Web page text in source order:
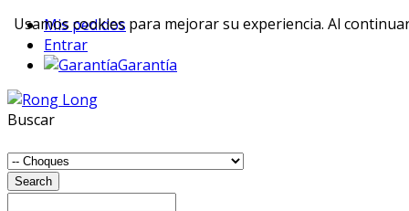
Mis pedidos
Entrar
Garantía
Buscar
Search
Usamos cookies para mejorar su experiencia. Al